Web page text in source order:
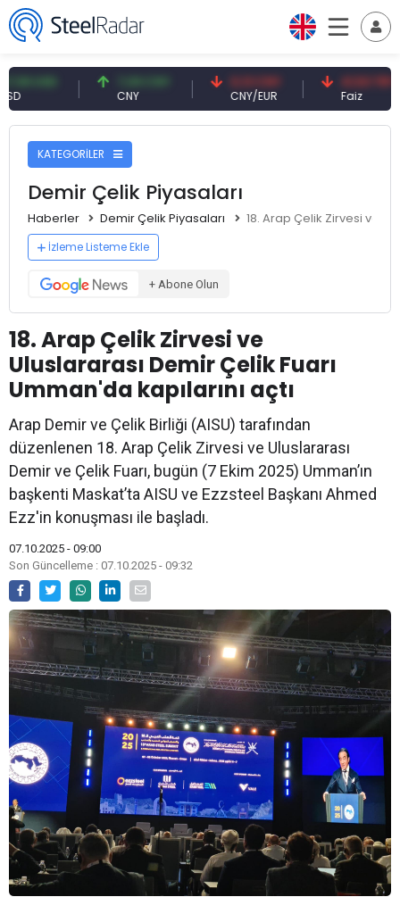
7,09 CNY
CNY
0,13 CNY
CNY/EUR
41,53 TRY
Faiz
KATEGORİLER
Demir Çelik Piyasaları
Haberler Demir Çelik Piyasaları 18. Arap Çelik Zirvesi ve
İzleme Listeme Ekle
+ Abone Olun
18. Arap Çelik Zirvesi ve
Uluslararası Demir Çelik Fuarı
Umman'da kapılarını açtı
Arap Demir ve Çelik Birliği (AISU) tarafından
düzenlenen 18. Arap Çelik Zirvesi ve Uluslararası
Demir ve Çelik Fuarı, bugün (7 Ekim 2025) Umman’ın
başkenti Maskat’ta AISU ve Ezzsteel Başkanı Ahmed
Ezz'in konuşması ile başladı.
07.10.2025 - 09:00
Son Güncelleme : 07.10.2025 - 09:32